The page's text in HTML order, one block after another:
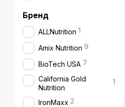
Бренд
ALLNutrition 1
Amix Nutrition 9
BioTech USA 7
California Gold
Nutrition
1
IronMaxx 2